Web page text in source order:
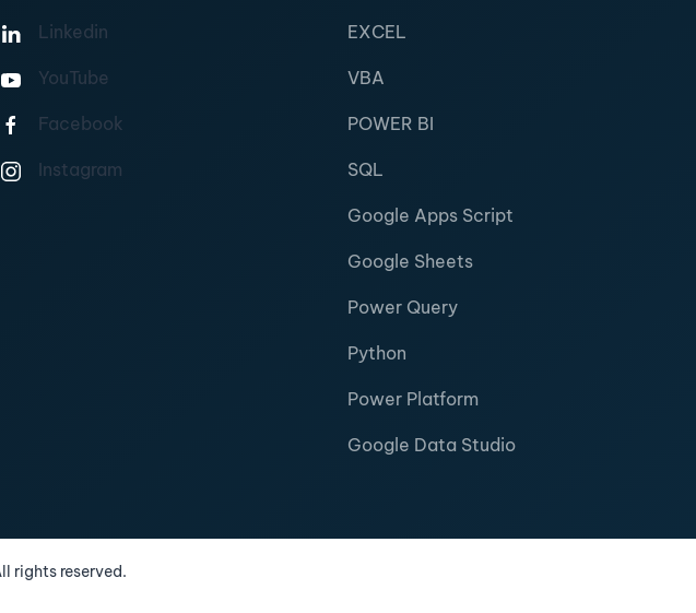
Linkedin
YouTube
Facebook
Instagram
EXCEL
VBA
POWER BI
SQL
Google Apps Script
Google Sheets
Power Query
Python
Power Platform
Google Data Studio
rights reserved.